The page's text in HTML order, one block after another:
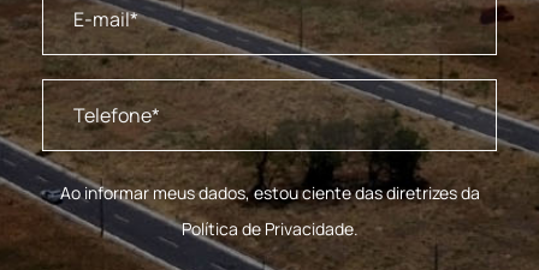
Ao informar meus dados, estou ciente das diretrizes da
Política de Privacidade.